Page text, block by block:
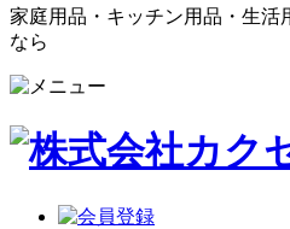
家庭用品・キッチン用品・生活
なら